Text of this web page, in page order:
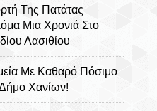
Της Πατάτας
Μια Χρονιά Στο
Λασιθίου
Με Καθαρό Πόσιμο
Χανίων!